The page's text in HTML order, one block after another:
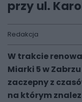
przy ul.
Redakcja
W trakcie
Miarki 5 w
zaczepny z
na którym